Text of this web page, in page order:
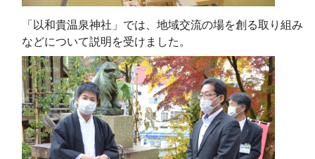
「以和貴温泉神社」では、地域交流の場を創る取り組み
などについて説明を受けました。